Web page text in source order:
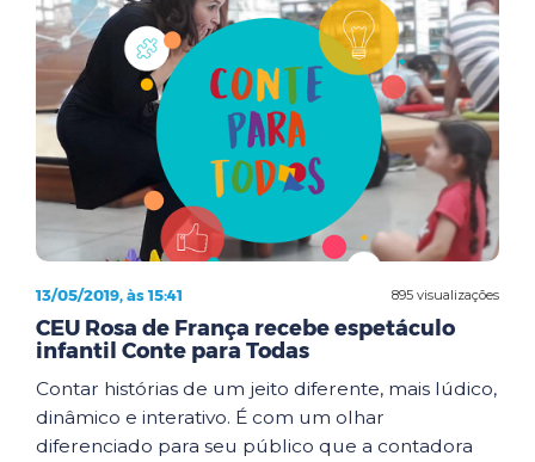
895 visualizações
13/05/2019, às 15:41
CEU Rosa de França recebe espetáculo
infantil Conte para Todas
Contar histórias de um jeito diferente, mais lúdico,
dinâmico e interativo. É com um olhar
diferenciado para seu público que a contadora